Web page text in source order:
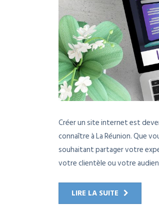
Créer un site internet est
connaître à La Réunion. Que
souhaitant partager votre
votre clientèle ou votre
LIRE LA SUITE